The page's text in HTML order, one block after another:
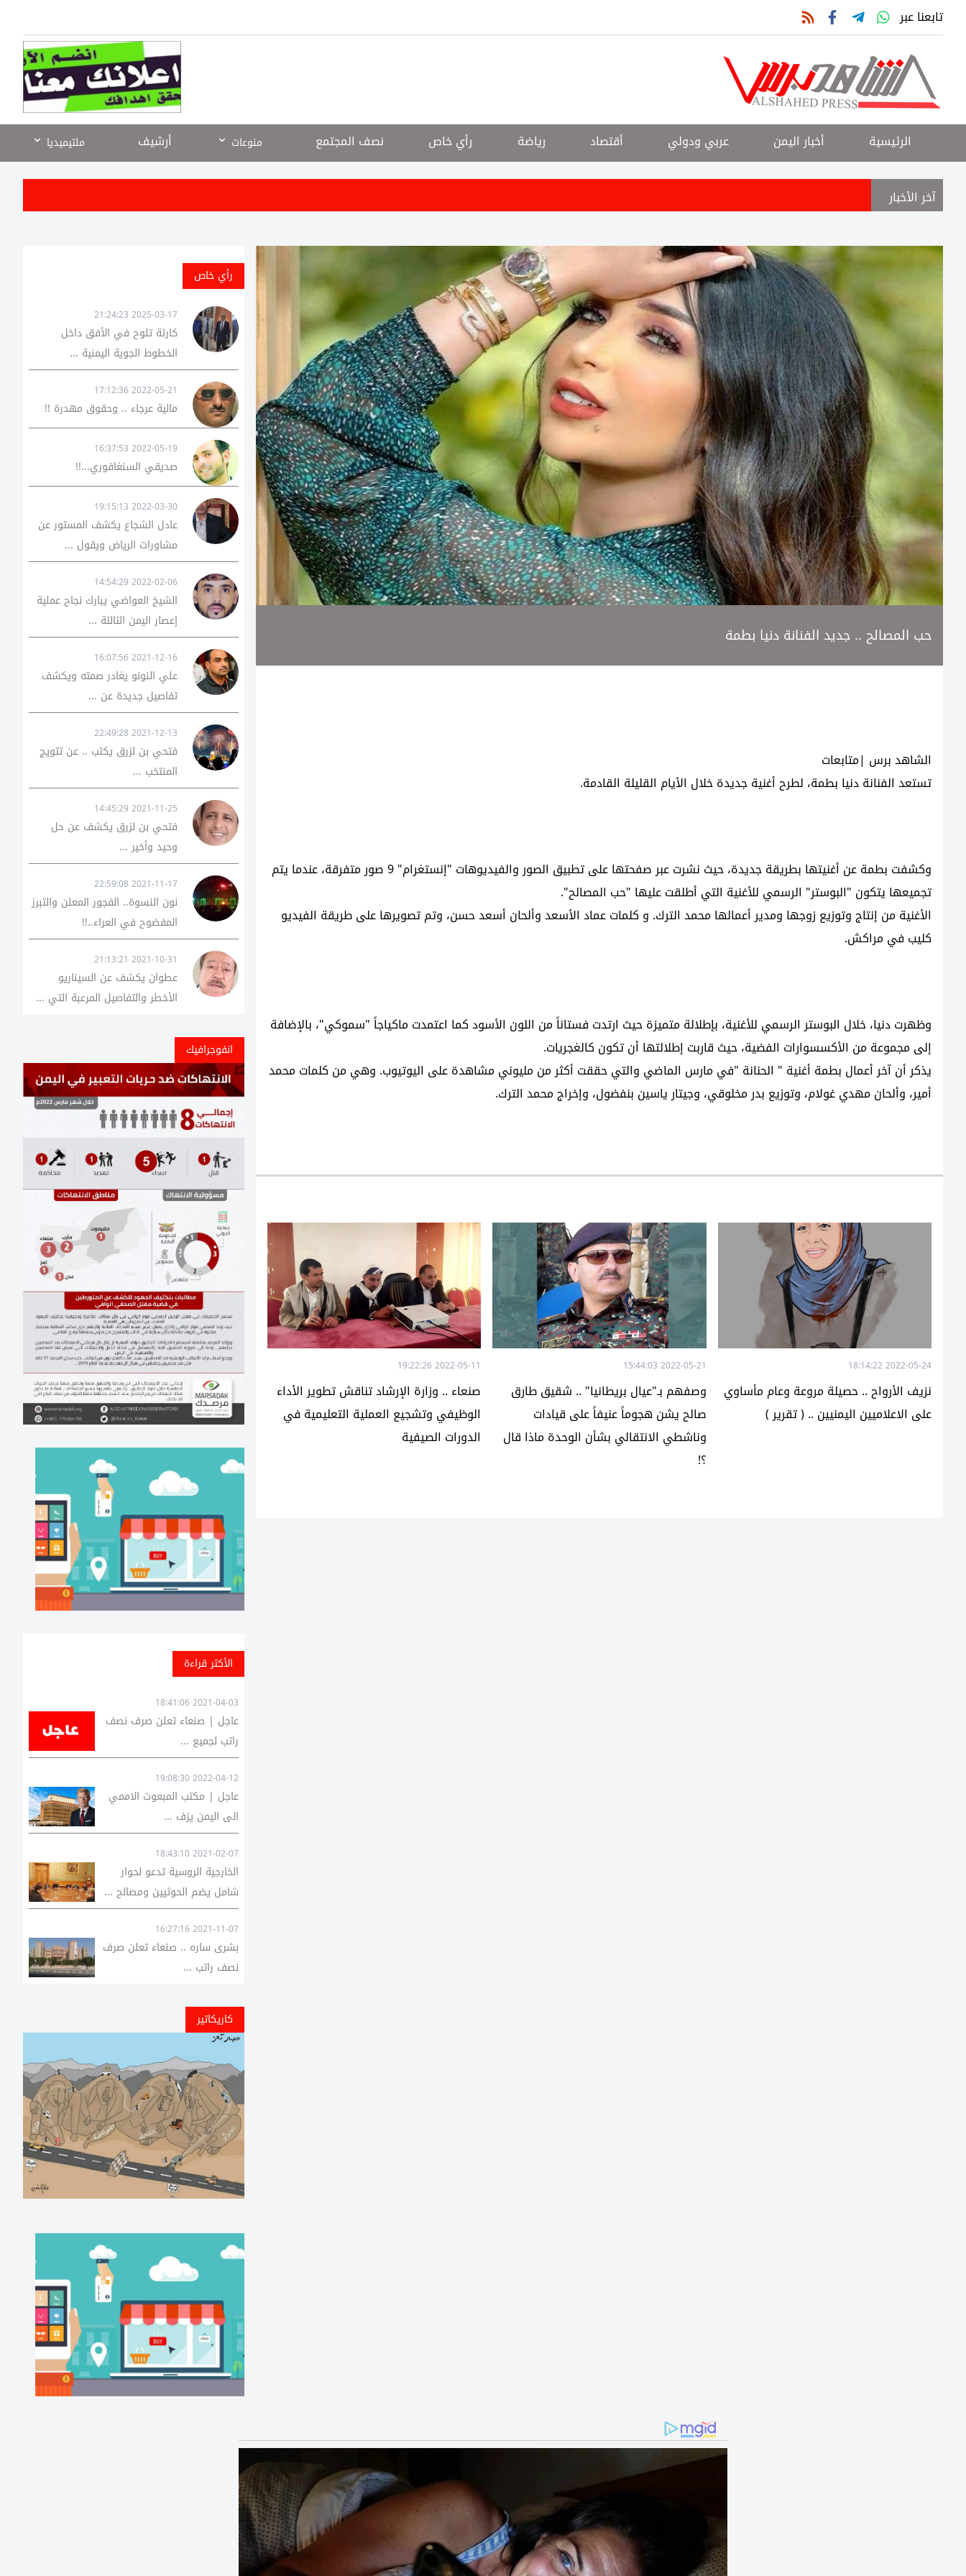
تابعنا عبر
الرئيسية أخبار اليمن عربي ودولي أقتصاد رياضة رأي خاص نصف المجتمع منوعات أرشيف ملتيميديا
آخر الأخبار
حب المصالح .. جديد الفنانة دنيا بطمة
الشاهد برس |متابعات
تستعد الفنانة دنيا بطمة، لطرح أغنية جديدة خلال الأيام القليلة القادمة.
وكشفت بطمة عن أغنيتها بطريقة جديدة، حيث نشرت عبر صفحتها على تطبيق الصور والفيديوهات "إنستغرام" 9 صور متفرقة، عندما يتم
تجميعها يتكون "البوستر" الرسمي للأغنية التي أطلقت عليها "حب المصالح".
الأغنية من إنتاج وتوزيع زوجها ومدير أعمالها محمد الترك. و كلمات عماد الأسعد وألحان أسعد حسن، وتم تصويرها على طريقة الفيديو
كليب في مراكش.
وظهرت دنيا، خلال البوستر الرسمي للأغنية، بإطلالة متميزة حيث ارتدت فستاناً من اللون الأسود كما اعتمدت ماكياجاً "سموكي"، بالإضافة
إلى مجموعة من الأكسسوارات الفضية، حيث قاربت إطلالتها أن تكون كالغجريات.
يذكر أن آخر أعمال بطمة أغنية " الحنانة "في مارس الماضي والتي حققت أكثر من مليوني مشاهدة على اليوتيوب. وهي من كلمات محمد
أمير، وألحان مهدي غولام، وتوزيع بدر مخلوقي، وجيتار ياسين بنفضول، وإخراج محمد الترك.
2022-05-24 18:14:22
نزيف الأرواح .. حصيلة مروعة وعام مأساوي
على الاعلاميين اليمنيين .. ( تقرير )
2022-05-21 15:44:03
وصفهم بـ"عيال بريطانيا" .. شقيق طارق
صالح يشن هجوماً عنيفاً على قيادات
وناشطي الانتقالي بشأن الوحدة ماذا قال
؟!
2022-05-11 19:22:26
صنعاء .. وزارة الإرشاد تناقش تطوير الأداء
الوظيفي وتشجيع العملية التعليمية في
الدورات الصيفية
رأي خاص
2025-03-17 21:24:23
كارثة تلوح في الأفق داخل
الخطوط الجوية اليمنية ...
2022-05-21 17:12:36
مالية عرجاء .. وحقوق مهدرة !!
2022-05-19 16:37:53
صديقي السنغافوري...!!
2022-03-30 19:15:13
عادل الشجاع يكشف المستور عن
مشاورات الرياض ويقول ...
2022-02-06 14:54:29
الشيخ العواضي يبارك نجاح عملية
إعصار اليمن الثالثة ...
2021-12-16 16:07:56
علي النونو يغادر صمته ويكشف
تفاصيل جديدة عن ...
2021-12-13 22:49:28
فتحي بن لزرق يكتب .. عن تتويج
المنتخب ...
2021-11-25 14:45:29
فتحي بن لزرق يكشف عن حل
وحيد وأخير ...
2021-11-17 22:59:08
نون النسوة.. الفجور المعلن والتبرز
المفضوح في العراء..!!
2021-10-31 21:13:21
عطوان يكشف عن السيناريو
الأخطر والتفاصيل المرعبة التي ...
انفوجرافيك
الأكثر قراءة
2021-04-03 18:41:06
عاجل | صنعاء تعلن صرف نصف
راتب لجميع ...
2022-04-12 19:08:30
عاجل | مكتب المبعوث الاممي
الى اليمن يزف ...
2021-02-07 18:43:10
الخارجية الروسية تدعو لحوار
شامل يضم الحوثيين ومصالح ...
2021-11-07 16:27:16
بشرى ساره .. صنعاء تعلن صرف
نصف راتب ...
كاريكاتير